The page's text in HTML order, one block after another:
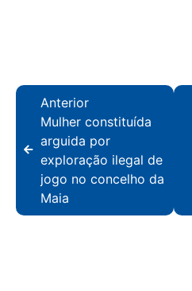
Anterior
Mulher constituída
arguida por
exploração ilegal de
jogo no concelho da
Maia